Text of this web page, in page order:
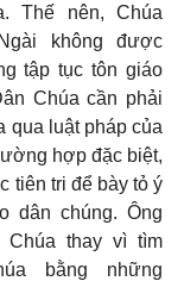
Thế nên, Chúa
không được
tập tục tôn giáo
Chúa cần phải
qua luật pháp của
hợp đặc biệt,
tiên tri để bày tỏ ý
dân chúng. Ông
Chúa thay vì tìm
bằng những